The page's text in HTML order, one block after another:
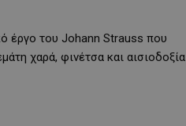
έργο του Johann Strauss που
χαρά, φινέτσα και αισιοδοξία